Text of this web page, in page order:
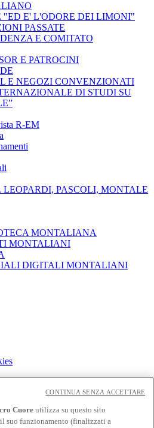
"ED E' L'ODORE DEI LIMONI"
PASSATE
E COMITATO
E PATROCINI
E NEGOZI CONVENZIONATI
DI STUDI SU
R-EM
LEOPARDI, PASCOLI, MONTALE
MONTALIANA
MONTALIANI
DIGITALI MONTALIANI
Cuore utilizza su questo sito
suo funzionamento (finalizzati a
CONTINUA SENZA ACCETTARE